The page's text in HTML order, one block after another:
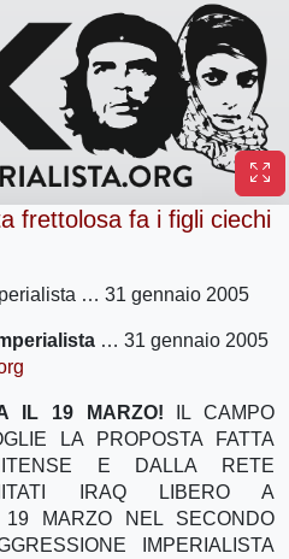
frettolosa fa i figli ciechi
… 31 gennaio 2005
… 31 gennaio 2005
IL 19 MARZO! IL CAMPO
LA PROPOSTA FATTA
E DALLA RETE
IRAQ LIBERO A
19 MARZO NEL SECONDO
IMPERIALISTA